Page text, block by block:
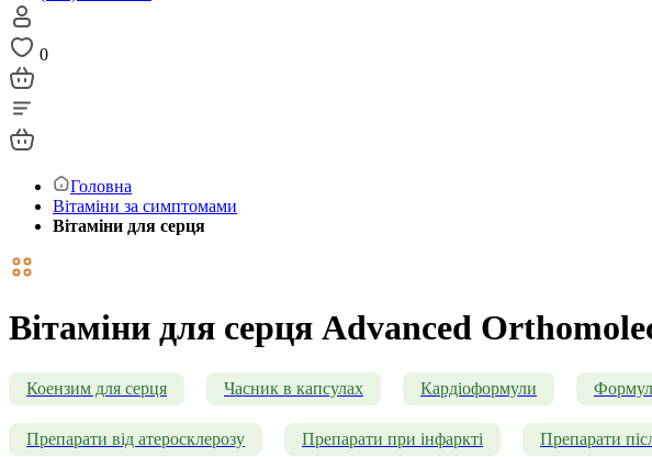
0
Головна
Вітаміни за симптомами
Вітаміни для серця
Вітаміни для серця Advanced
Коензим для серця Часник в капсулах Кардіоформули
Препарати від атеросклерозу Препарати при інфаркті Препарати